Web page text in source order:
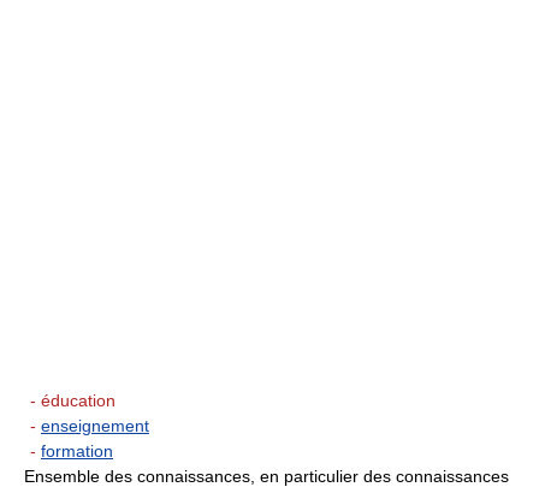
- éducation
- enseignement
- formation
Ensemble des connaissances, en particulier des connaissances